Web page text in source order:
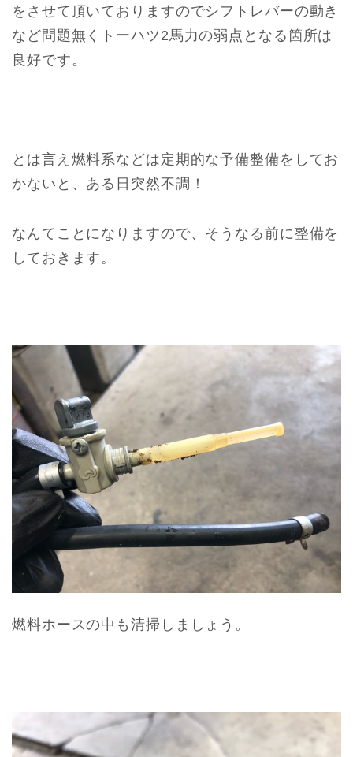
をさせて頂いておりますのでシフトレバーの動き
など問題無くトーハツ2馬力の弱点となる箇所は
良好です。
とは言え燃料系などは定期的な予備整備をしてお
かないと、ある日突然不調！
なんてことになりますので、そうなる前に整備を
しておきます。
燃料ホースの中も清掃しましょう。